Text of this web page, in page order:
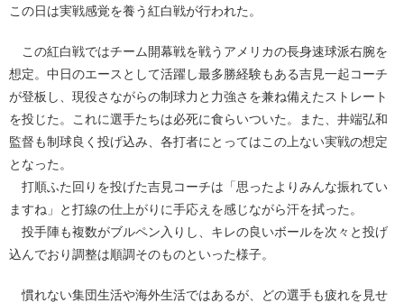
この日は実戦感覚を養う紅白戦が行われた。
この紅白戦ではチーム開幕戦を戦うアメリカの長身速球派右腕を
想定。中日のエースとして活躍し最多勝経験もある吉見一起コーチ
が登板し、現役さながらの制球力と力強さを兼ね備えたストレート
を投じた。これに選手たちは必死に食らいついた。また、井端弘和
監督も制球良く投げ込み、各打者にとってはこの上ない実戦の想定
となった。
打順ふた回りを投げた吉見コーチは「思ったよりみんな振れてい
ますね」と打線の仕上がりに手応えを感じながら汗を拭った。
投手陣も複数がブルペン入りし、キレの良いボールを次々と投げ
込んでおり調整は順調そのものといった様子。
慣れない集団生活や海外生活ではあるが、どの選手も疲れを見せ